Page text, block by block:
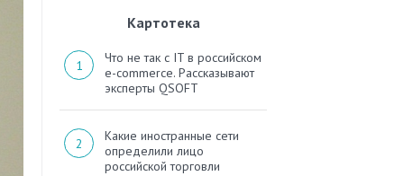
Картотека
Что не так с IT в российском
e-commerce. Рассказывают
эксперты QSOFT
Какие иностранные сети
определили лицо
российской торговли